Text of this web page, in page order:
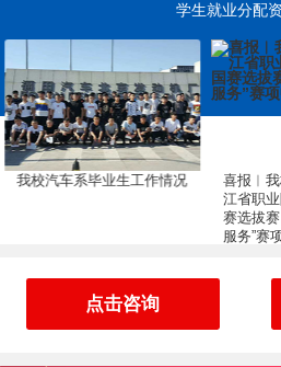
学生就业分配
我校汽车系毕业生工作情况
喜报︱
江省职
赛选拔
服务”赛
点击咨询